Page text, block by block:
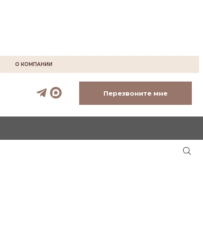
О КОМПАНИИ
Перезвоните мне